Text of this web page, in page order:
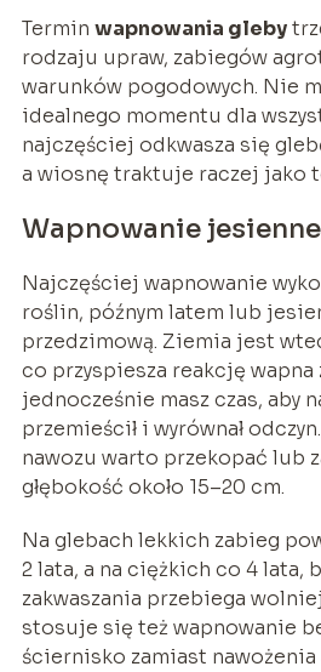
Termin wapnowania gleby
rodzaju upraw, zabiegów
warunków pogodowych. Nie
idealnego momentu dla
najczęściej odkwasza się
a wiosnę traktuje raczej jako
Wapnowanie jesienne
Najczęściej wapnowanie
roślin, późnym latem lub
przedzimową. Ziemia jest
co przyspiesza reakcję wapna
jednocześnie masz czas, aby
przemieścił i wyrównał
nawozu warto przekopać lub
głębokość około 15–20 cm.
Na glebach lekkich zabieg
2 lata, a na ciężkich co 4 lata,
zakwaszania przebiega
stosuje się też wapnowanie
ściernisko zamiast nawożenia